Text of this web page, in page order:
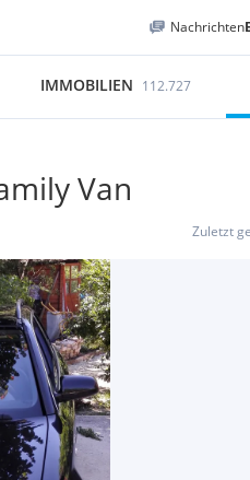
Nachrichten
IMMOBILIEN 112.727
Van
Zuletzt